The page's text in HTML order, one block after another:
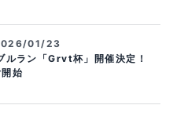
01/23
ルラン「Grvt杯」開催決定！
始